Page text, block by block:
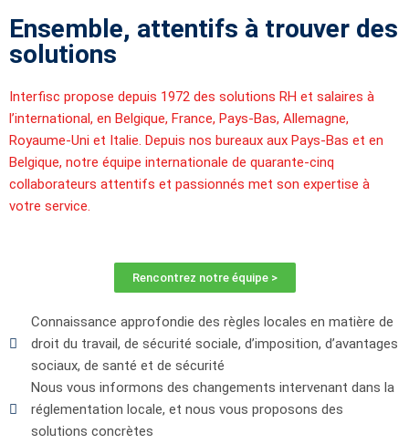
Ensemble, attentifs à trouver des
solutions
Interfisc propose depuis 1972 des solutions RH et salaires à
l’international, en Belgique, France, Pays-Bas, Allemagne,
Royaume-Uni et Italie. Depuis nos bureaux aux Pays-Bas et en
Belgique, notre équipe internationale de quarante-cinq
collaborateurs attentifs et passionnés met son expertise à
votre service.
Rencontrez notre équipe >
Connaissance approfondie des règles locales en matière de
droit du travail, de sécurité sociale, d’imposition, d’avantages
sociaux, de santé et de sécurité
Nous vous informons des changements intervenant dans la
réglementation locale, et nous vous proposons des
solutions concrètes